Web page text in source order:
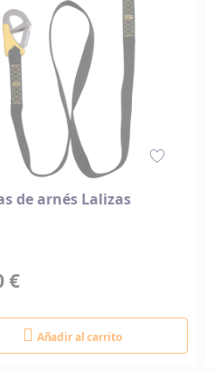
de arnés Lalizas
€
Añadir al carrito